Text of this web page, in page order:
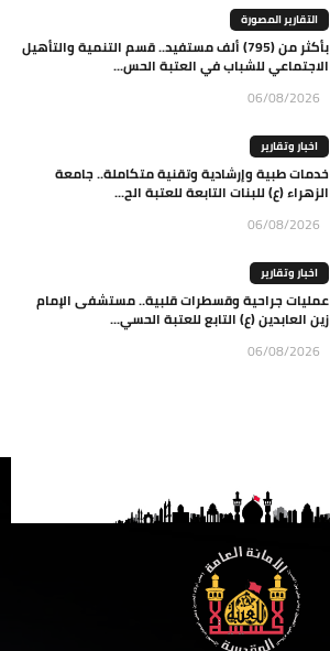
التقارير المصورة
بأكثر من (795) ألف مستفيد.. قسم التنمية والتأهيل
الاجتماعي للشباب في العتبة الحس...
06/08/2026
اخبار وتقارير
خدمات طبية وإرشادية وتقنية متكاملة.. جامعة
الزهراء (ع) للبنات التابعة للعتبة الح...
06/08/2026
اخبار وتقارير
عمليات جراحية وقسطرات قلبية.. مستشفى الإمام
زين العابدين (ع) التابع للعتبة الحسي...
06/08/2026